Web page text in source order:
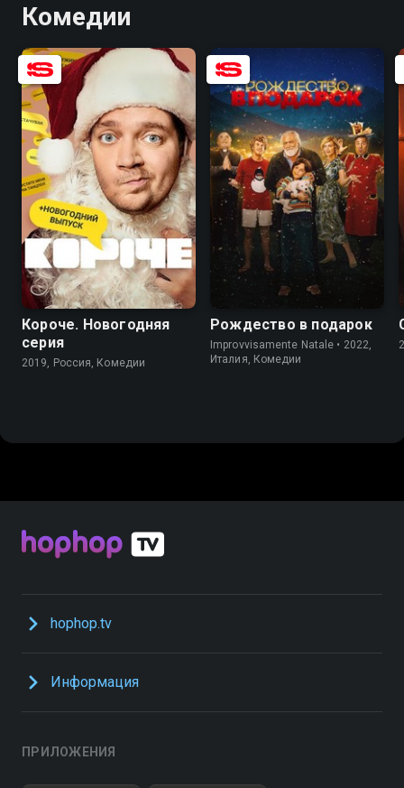
Комедии
Короче. Новогодняя
серия
2019, Россия, Комедии
6.7 4.9
Рождество в подарок
Improvvisamente Natale • 2022,
Италия, Комедии
hophop.tv
Информация
ПРИЛОЖЕНИЯ